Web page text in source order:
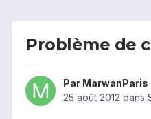
Problème de
Par MarwanParis
25 août 2012 dans